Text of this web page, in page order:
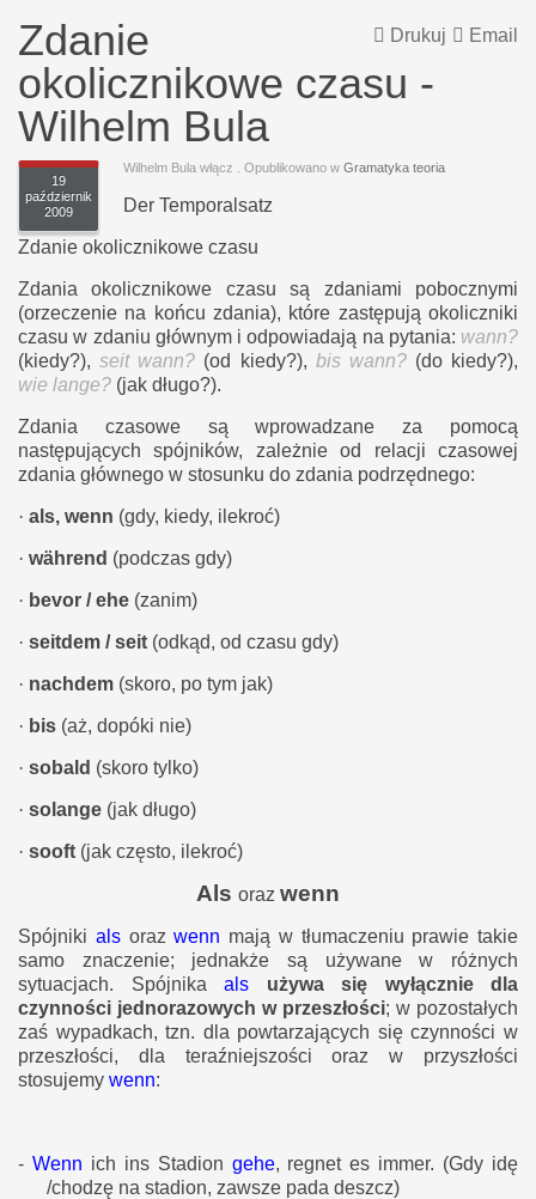
Email
Drukuj
Zdanie
okolicznikowe czasu -
Wilhelm Bula
Wilhelm Bula włącz
19
październik
2009
. Opublikowano w Gramatyka teoria
Der Temporalsatz
Zdanie okolicznikowe czasu
Zdania okolicznikowe czasu są zdaniami pobocznymi
(orzeczenie na końcu zdania), które zastępują okoliczniki
czasu w zdaniu głównym i odpowiadają na pytania: wann?
(kiedy?),seit wann? (od kiedy?), bis wann? (do kiedy?),
wie lange? (jak długo?).
Zdania czasowe są wprowadzane za pomocą
następujących spójników, zależnie od relacji czasowej
zdania głównego w stosunku do zdania podrzędnego:
· als, wenn (gdy, kiedy, ilekroć)
· während (podczas gdy)
· bevor / ehe (zanim)
· seitdem / seit (odkąd, od czasu gdy)
· nachdem (skoro, po tym jak)
· bis (aż, dopóki nie)
· sobald (skoro tylko)
· solange (jak długo)
· sooft (jak często, ilekroć)
Als oraz wenn
Spójniki als orazwenn mają w tłumaczeniu prawie takie
samo znaczenie; jednakże są używane w różnych
sytuacjach. Spójnika als używa się wyłącznie dla
czynności jednorazowych w przeszłości; w pozostałych
zaś wypadkach, tzn. dla powtarzających się czynności w
przeszłości, dla teraźniejszości oraz w przyszłości
stosujemy wenn:
- Wenn ich ins Stadion gehe, regnet es immer. (Gdy idę
/chodzę na stadion, zawsze pada deszcz)